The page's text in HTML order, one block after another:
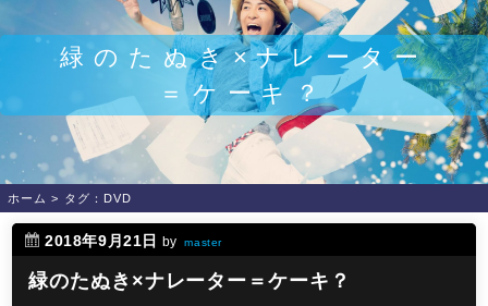
緑のたぬき×ナレーター
＝ケーキ？
ホーム > タグ：DVD
2018年9月21日 by master
緑のたぬき×ナレーター＝ケーキ？